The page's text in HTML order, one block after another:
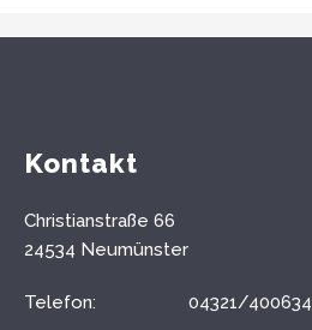
Kontakt
Christianstraße 66
24534 Neumünster
Telefon: 04321/400634